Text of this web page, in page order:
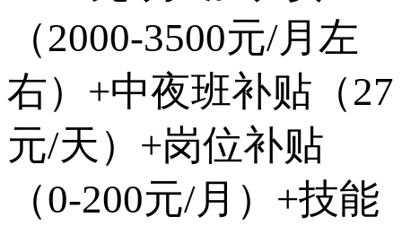
（2000-3500元/月左
右）+中夜班补贴（27
元/天）+岗位补贴
（0-200元/月）+技能